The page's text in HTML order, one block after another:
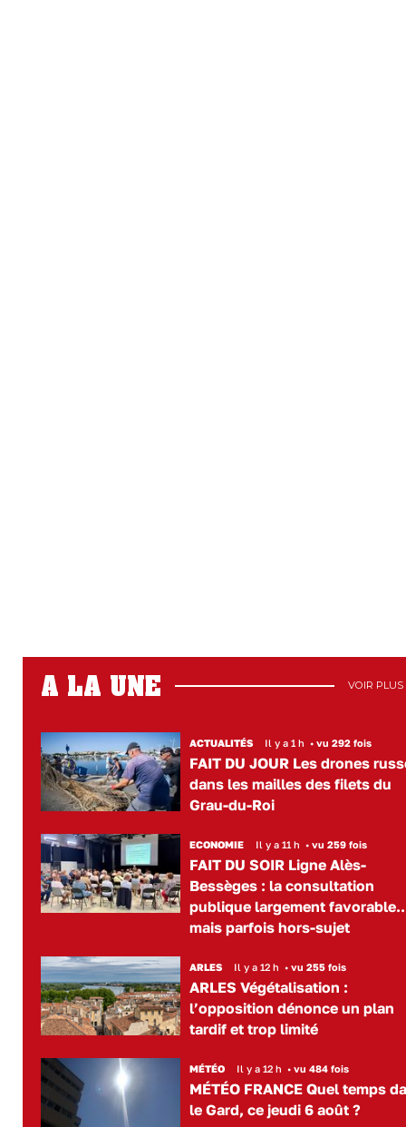
A LA UNE VOIR PLUS
ACTUALITÉS Il y a 1 h • vu 292 fois
FAIT DU JOUR Les drones
dans les mailles des filets du
Grau-du-Roi
ECONOMIE Il y a 11 h • vu 259 fois
FAIT DU SOIR Ligne Alès-
Bessèges : la consultation
publique largement
mais parfois hors-sujet
ARLES Il y a 12 h • vu 255 fois
ARLES Végétalisation :
l’opposition dénonce un plan
tardif et trop limité
MÉTÉO Il y a 12 h • vu 484 fois
MÉTÉO FRANCE Quel temps
le Gard, ce jeudi 6 août ?